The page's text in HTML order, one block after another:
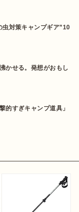
虫対策キャンプギア”10
かせる。発想がおもし
すぎキャンプ道具」